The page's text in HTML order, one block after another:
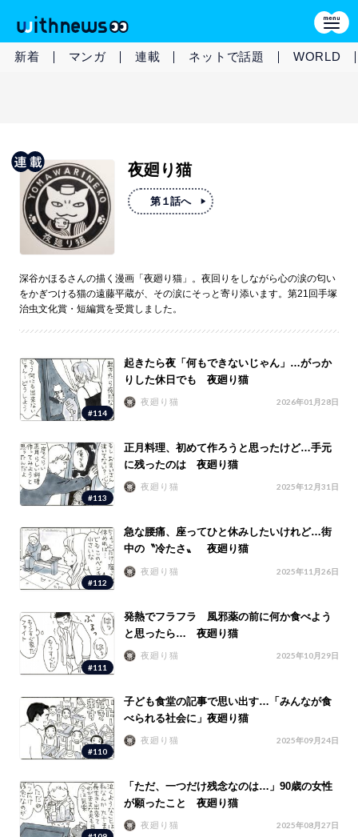
新着 マンガ 連載 ネットで話題 WORLD
夜廻り猫
第１話へ
深谷かほるさんの描く漫画「夜廻り猫」。夜回りをしながら心の涙の匂い
をかぎつける猫の遠藤平蔵が、その涙にそっと寄り添います。第21回手塚
治虫文化賞・短編賞を受賞しました。
#114
起きたら夜「何もできないじゃん」…がっか
りした休日でも 夜廻り猫
夜廻り猫 2026年01月28日
#113
正月料理、初めて作ろうと思ったけど…手元
に残ったのは 夜廻り猫
夜廻り猫 2025年12月31日
#112
急な腰痛、座ってひと休みしたいけれど…街
中の〝冷たさ〟 夜廻り猫
夜廻り猫 2025年11月26日
#111
発熱でフラフラ 風邪薬の前に何か食べよう
と思ったら… 夜廻り猫
夜廻り猫 2025年10月29日
#110
子ども食堂の記事で思い出す…「みんなが食
べられる社会に」夜廻り猫
夜廻り猫 2025年09月24日
「ただ、一つだけ残念なのは…」90歳の女性
が願ったこと 夜廻り猫
夜廻り猫 2025年08月27日